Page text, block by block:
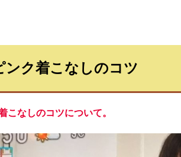
ンク着こなしのコツ
こなしのコツについて。